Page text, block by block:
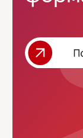
Команда
ВАШИМ
ЛУЧШИЕ ИЗ